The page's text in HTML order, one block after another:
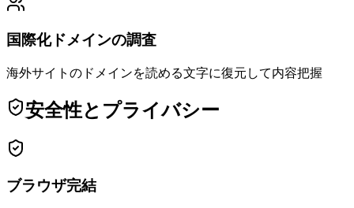
国際化ドメインの調査
海外サイトのドメインを読める文字に復元して内容把握
安全性とプライバシー
ブラウザ完結